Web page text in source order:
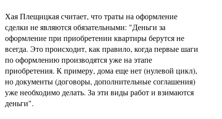
Хая Плещицкая считает, что траты на оформление
сделки не являются обязательными: "Деньги за
оформление при приобретении квартиры берутся не
всегда. Это происходит, как правило, когда первые шаги
по оформлению производятся уже на этапе
приобретения. К примеру, дома еще нет (нулевой цикл),
но документы (договоры, дополнительные соглашения)
уже необходимо делать. За эти виды работ и взимаются
деньги".